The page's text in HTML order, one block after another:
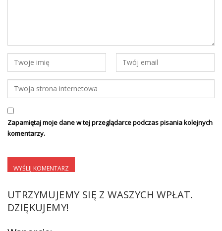
Zapamiętaj moje dane w tej przeglądarce podczas pisania kolejnych
komentarzy.
UTRZYMUJEMY SIĘ Z WASZYCH WPŁAT.
DZIĘKUJEMY!